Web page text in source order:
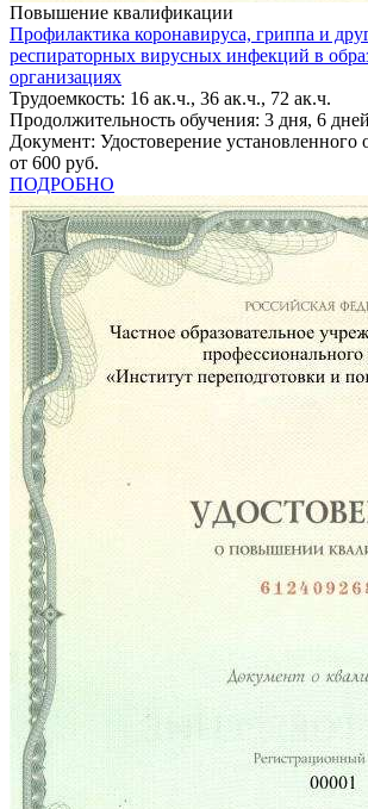
Повышение квалификации
Профилактика коронавируса, гриппа и
респираторных вирусных инфекций в
организациях
Трудоемкость: 16 ак.ч., 36 ак.ч., 72 ак.ч.
Продолжительность обучения: 3 дня, 6
Документ: Удостоверение установленного
от 600 руб.
ПОДРОБНО